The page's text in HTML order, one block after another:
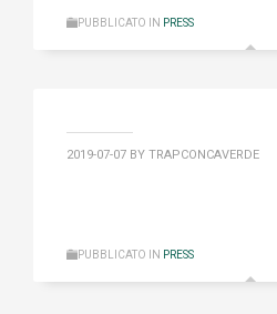
PUBBLICATO IN PRESS
2019-07-07 BY TRAPCONCAVERDE
PUBBLICATO IN PRESS